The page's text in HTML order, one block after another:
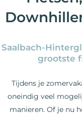
Saalbach-
grootste
Tijdens je
oneindig veel
manieren. Of je nu